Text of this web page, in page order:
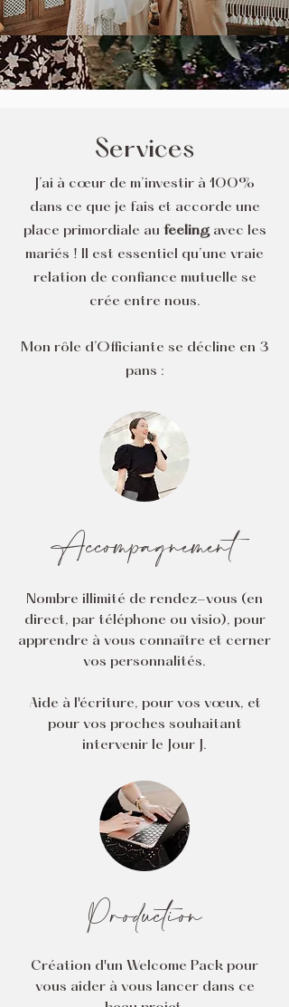
Services
J’ai à cœur de m’investir à 100%
dans ce que je fais et accorde une
place primordiale au feelingavec les
mariés ! Il est essentiel qu’une vraie
relation de confiance mutuelle se
crée entre nous.
Mon rôle d’Officiante se décline en 3
pans :
Accompagnement
Nombre illimité de rendez-vous (en
direct, par téléphone ou visio), pour
apprendre à vous connaître et cerner
vos personnalités.
Aide à l'écriture, pour vos vœux, et
pour vos proches souhaitant
intervenir le Jour J.
Production
Création d'un Welcome Pack pour
vous aider à vous lancer dans ce